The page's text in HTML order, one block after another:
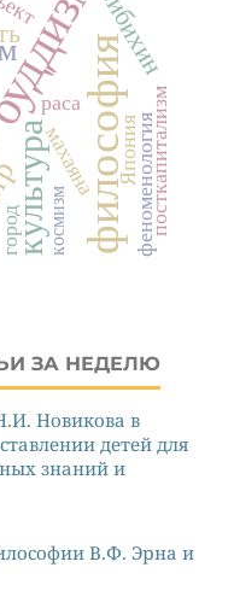
философия
культура
Бибихин
махаяна феноменология
раса
город посткапитализм
Япония
космизм
ЗА НЕДЕЛЮ
Новикова в
детей для
знаний и
В.Ф. Эрна и